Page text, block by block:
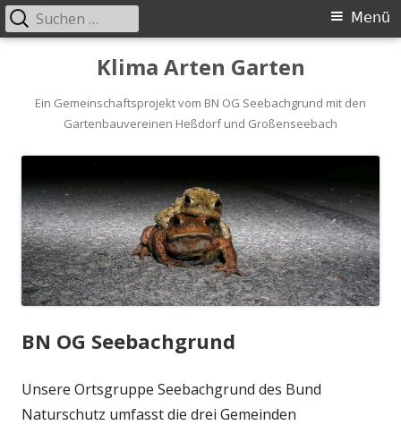
Inhalt
Klima Arten Garten
Ein Gemeinschaftsprojekt vom BN OG Seebachgrund mit den
Gartenbauvereinen Heßdorf und Großenseebach
Primäres
Menü
Suchen
nach:
BN OG Seebachgrund
Unsere Ortsgruppe Seebachgrund des Bund
Naturschutz umfasst die drei Gemeinden